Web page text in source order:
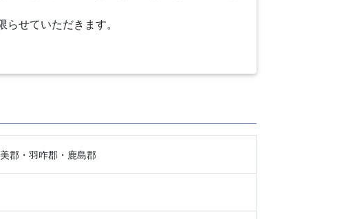
せていただきます。
郡・羽咋郡・鹿島郡